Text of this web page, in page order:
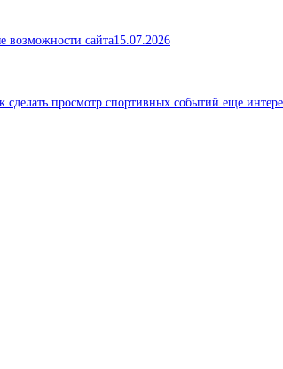
возможности сайта15.07.2026
сделать просмотр спортивных событий еще